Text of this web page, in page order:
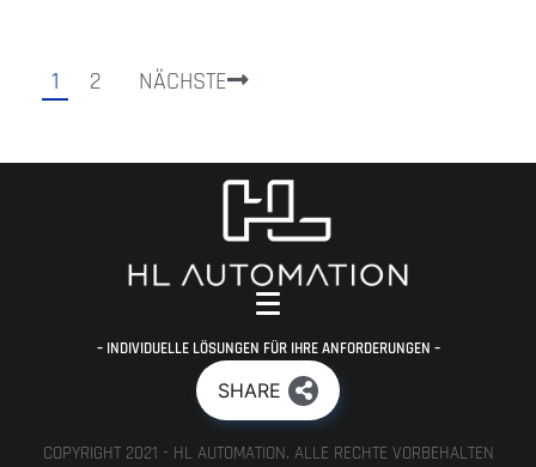
1 2 NÄCHSTE
– INDIVIDUELLE LÖSUNGEN FÜR IHRE ANFORDERUNGEN –
SHARE
COPYRIGHT 2021 - HL AUTOMATION. ALLE RECHTE VORBEHALTEN